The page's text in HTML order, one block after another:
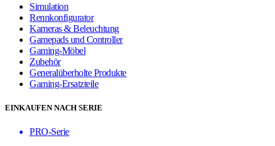
Simulation
Rennkonfigurator
Kameras & Beleuchtung
Gamepads und Controller
Gaming-Möbel
Zubehör
Generalüberholte Produkte
Gaming-Ersatzteile
EINKAUFEN NACH SERIE
PRO-Serie